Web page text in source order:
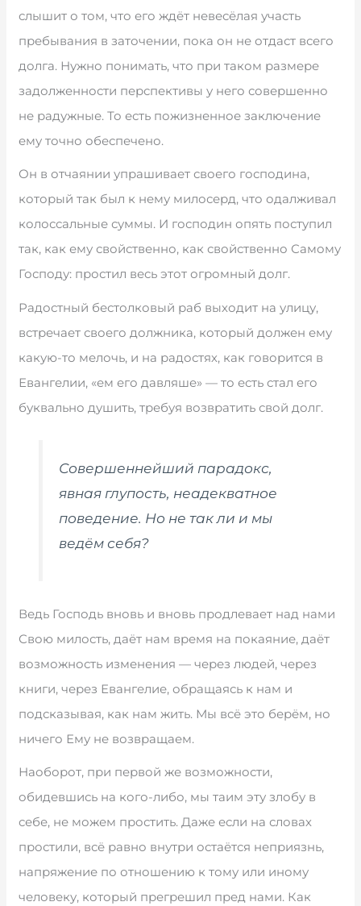
слышит о том, что его ждёт невесёлая участь
пребывания в заточении, пока он не отдаст всего
долга. Нужно понимать, что при таком размере
задолженности перспективы у него совершенно
не радужные. То есть пожизненное заключение
ему точно обеспечено.
Он в отчаянии упрашивает своего господина,
который так был к нему милосерд, что одалживал
колоссальные суммы. И господин опять поступил
так, как ему свойственно, как свойственно Самому
Господу: простил весь этот огромный долг.
Радостный бестолковый раб выходит на улицу,
встречает своего должника, который должен ему
какую-то мелочь, и на радостях, как говорится в
Евангелии, «ем его давляше» — то есть стал его
буквально душить, требуя возвратить свой долг.
Совершеннейший парадокс,
явная глупость, неадекватное
поведение. Но не так ли и мы
ведём себя?
Ведь Господь вновь и вновь продлевает над нами
Свою милость, даёт нам время на покаяние, даёт
возможность изменения — через людей, через
книги, через Евангелие, обращаясь к нам и
подсказывая, как нам жить. Мы всё это берём, но
ничего Ему не возвращаем.
Наоборот, при первой же возможности,
обидевшись на кого-либо, мы таим эту злобу в
себе, не можем простить. Даже если на словах
простили, всё равно внутри остаётся неприязнь,
напряжение по отношению к тому или иному
человеку, который прегрешил пред нами. Как